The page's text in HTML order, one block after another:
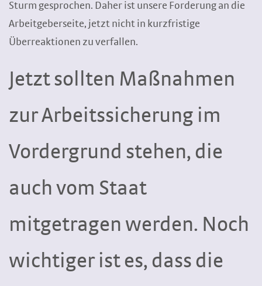
Sturm gesprochen. Daher ist unsere Forderung an die
Arbeitgeberseite, jetzt nicht in kurzfristige
Überreaktionen zu verfallen.
Jetzt sollten Maßnahmen
zur Arbeitssicherung im
Vordergrund stehen, die
auch vom Staat
mitgetragen werden. Noch
wichtiger ist es, dass die